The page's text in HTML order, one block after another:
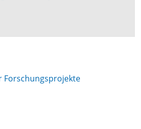
Forschungsprojekte